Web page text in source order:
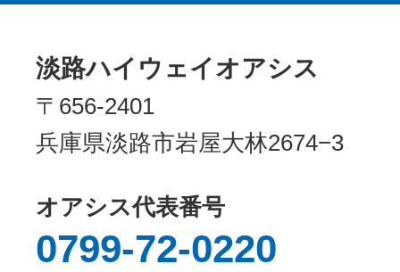
淡路ハイウェイオアシス
〒656-2401
兵庫県淡路市岩屋大林2674−3
オアシス代表番号
0799-72-0220